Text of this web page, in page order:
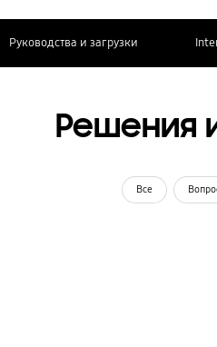
Руководства и загрузки
Решения
Все